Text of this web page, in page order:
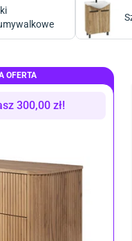
OFERTA
300,00 zł!